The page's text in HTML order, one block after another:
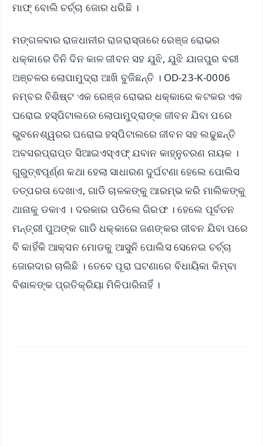
ମାଫ୍‌ ବୋଲି ଚର୍ଚ୍ଚା ଜୋର ଧରିଛି ।
ମଙ୍ଗଳବାର ରାଜଧାନୀର ରାଜରାସ୍ତାରେ ରେଞ୍ଜ ରୋଭର
ଧକ୍କାରେ ତିନି ଦିନ କାଳ ଜୀବନ ସହ ଯୁଝି, ଯୁଝି ଯାଜପୁର ବରୀ
ଅଞ୍ଚଳର ଲୋପାମୁଦ୍ରା ଆଖି ବୁଜିଛନ୍ତି । OD-23-K-0006
ନମ୍ବର ବିଶିଷ୍ଟ ଏକ ରେଞ୍ଜ ରୋଭର ଧକ୍କାରେ କଟକର ଏକ
ଘରୋଇ ହସ୍ପିଟାଲରେ ଲୋପାମୁଦ୍ରାଙ୍କ ଜୀବନ ଯିବା ପରେ
ଭୁବନେଶ୍ୱରର ଘରୋଇ ହସ୍ପିଟାଲରେ ଜୀବନ ସହ ଲଢୁଛନ୍ତି
ଅବସରପ୍ରାପ୍ତ ସିଆଇଏସ୍ଏଫ୍ ଯବାନ କାହ୍ନୁଚରଣ ନାୟକ ।
ଗୁରୁତ୍ଵପୂର୍ଣ୍ଣ କଥା ହେଲା ସାଧାରଣ ଦୁର୍ଘଟଣା ହେଲେ ପୋଲିସ
ତତ୍ପରତା ଦେଖାଏ, ଗାଡି ଚାଳକଙ୍କୁ ଆରମ୍ଭ କରି ମାଲିକଙ୍କୁ
ଥାନାକୁ ଡକାଏ । ଦରକାର ପଡିଲେ ଗିରଫ । ହେଲେ ପୂର୍ବତନ
ମନ୍ତ୍ରୀ ପୁଅଙ୍କ ଗାଡି ଧକ୍କାରେ ଜଣଙ୍କର ଜୀବନ ଯିବା ପରେ
ବି କାହିଁକି ଆକ୍ସନ ମୋଡକୁ ଆସୁନି ପୋଲିସ ସେନେଇ ଚର୍ଚ୍ଚା
ଜୋରଦାର ଚାଲିଛି । ତେବେ ପୂରା ଘଟଣାରେ ବିଧାୟିକା କିମ୍ବା
ବିଶାଳଙ୍କ ପ୍ରତିକ୍ରିୟା ମିଳିପାରିନାହିଁ ।